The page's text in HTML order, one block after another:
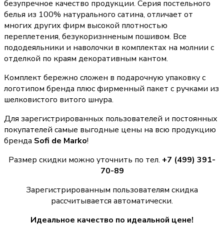
безупречное качество продукции. Серия постельного
белья из 100% натурального сатина, отличает от
многих других фирм высокой плотностью
переплетения, безукоризнненым пошивом. Все
пододеяльники и наволочки в комплектах на молнии с
отделкой по краям декоративным кантом.
Комплект бережно сложен в подарочную упаковку с
логотипом бренда плюс фирменный пакет с ручками из
шелковистого витого шнура.
Для зарегистрированных пользователей и постоянных
покупателей самые выгодные цены на всю продукцию
бренда Sofi de Marko!
Размер скидки можно уточнить по тел. +7 (499) 391-
70-89
Зарегистрированным пользователям скидка
рассчитывается автоматически.
Идеальное качество по идеальной цене!